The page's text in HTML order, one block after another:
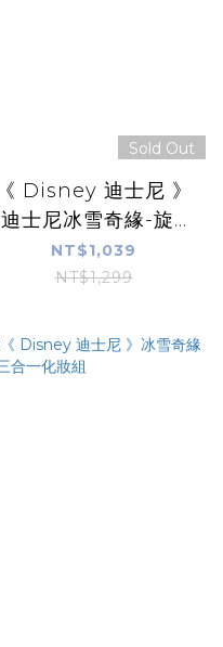
Sold Out
《 Disney 迪士尼 》
迪士尼冰雪奇緣-旋...
NT$1,039
NT$1,299